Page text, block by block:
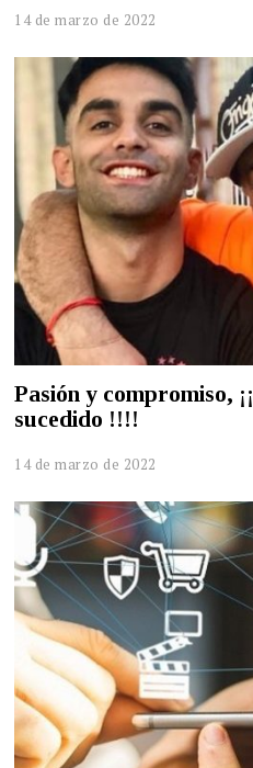
14 de marzo de 2022
Pasión y compromiso,
sucedido !!!!
14 de marzo de 2022